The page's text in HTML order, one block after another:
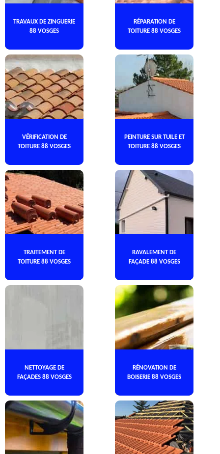
TRAVAUX DE ZINGUERIE
88 VOSGES
RÉPARATION DE
TOITURE 88 VOSGES
VÉRIFICATION DE
TOITURE 88 VOSGES
PEINTURE SUR TUILE ET
TOITURE 88 VOSGES
TRAITEMENT DE
TOITURE 88 VOSGES
RAVALEMENT DE
FAÇADE 88 VOSGES
NETTOYAGE DE
FAÇADES 88 VOSGES
RÉNOVATION DE
BOISERIE 88 VOSGES